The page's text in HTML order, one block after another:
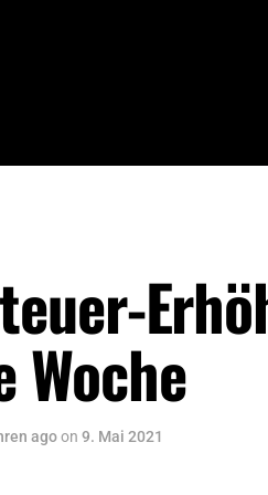
Woche
agoon 9. Mai 2021